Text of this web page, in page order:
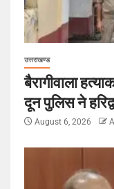
उत्तराखण्ड
बैरागीवाला
दून पुलिस ने
August 6, 2026